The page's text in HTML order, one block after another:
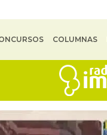
COLUMNAS